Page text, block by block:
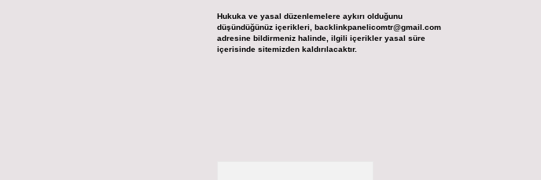
Hukuka ve yasal düzenlemelere aykırı olduğunu
düşündüğünüz içerikleri, backlinkpanelicomtr@gmail.com
adresine bildirmeniz halinde, ilgili içerikler yasal süre
içerisinde sitemizden kaldırılacaktır.